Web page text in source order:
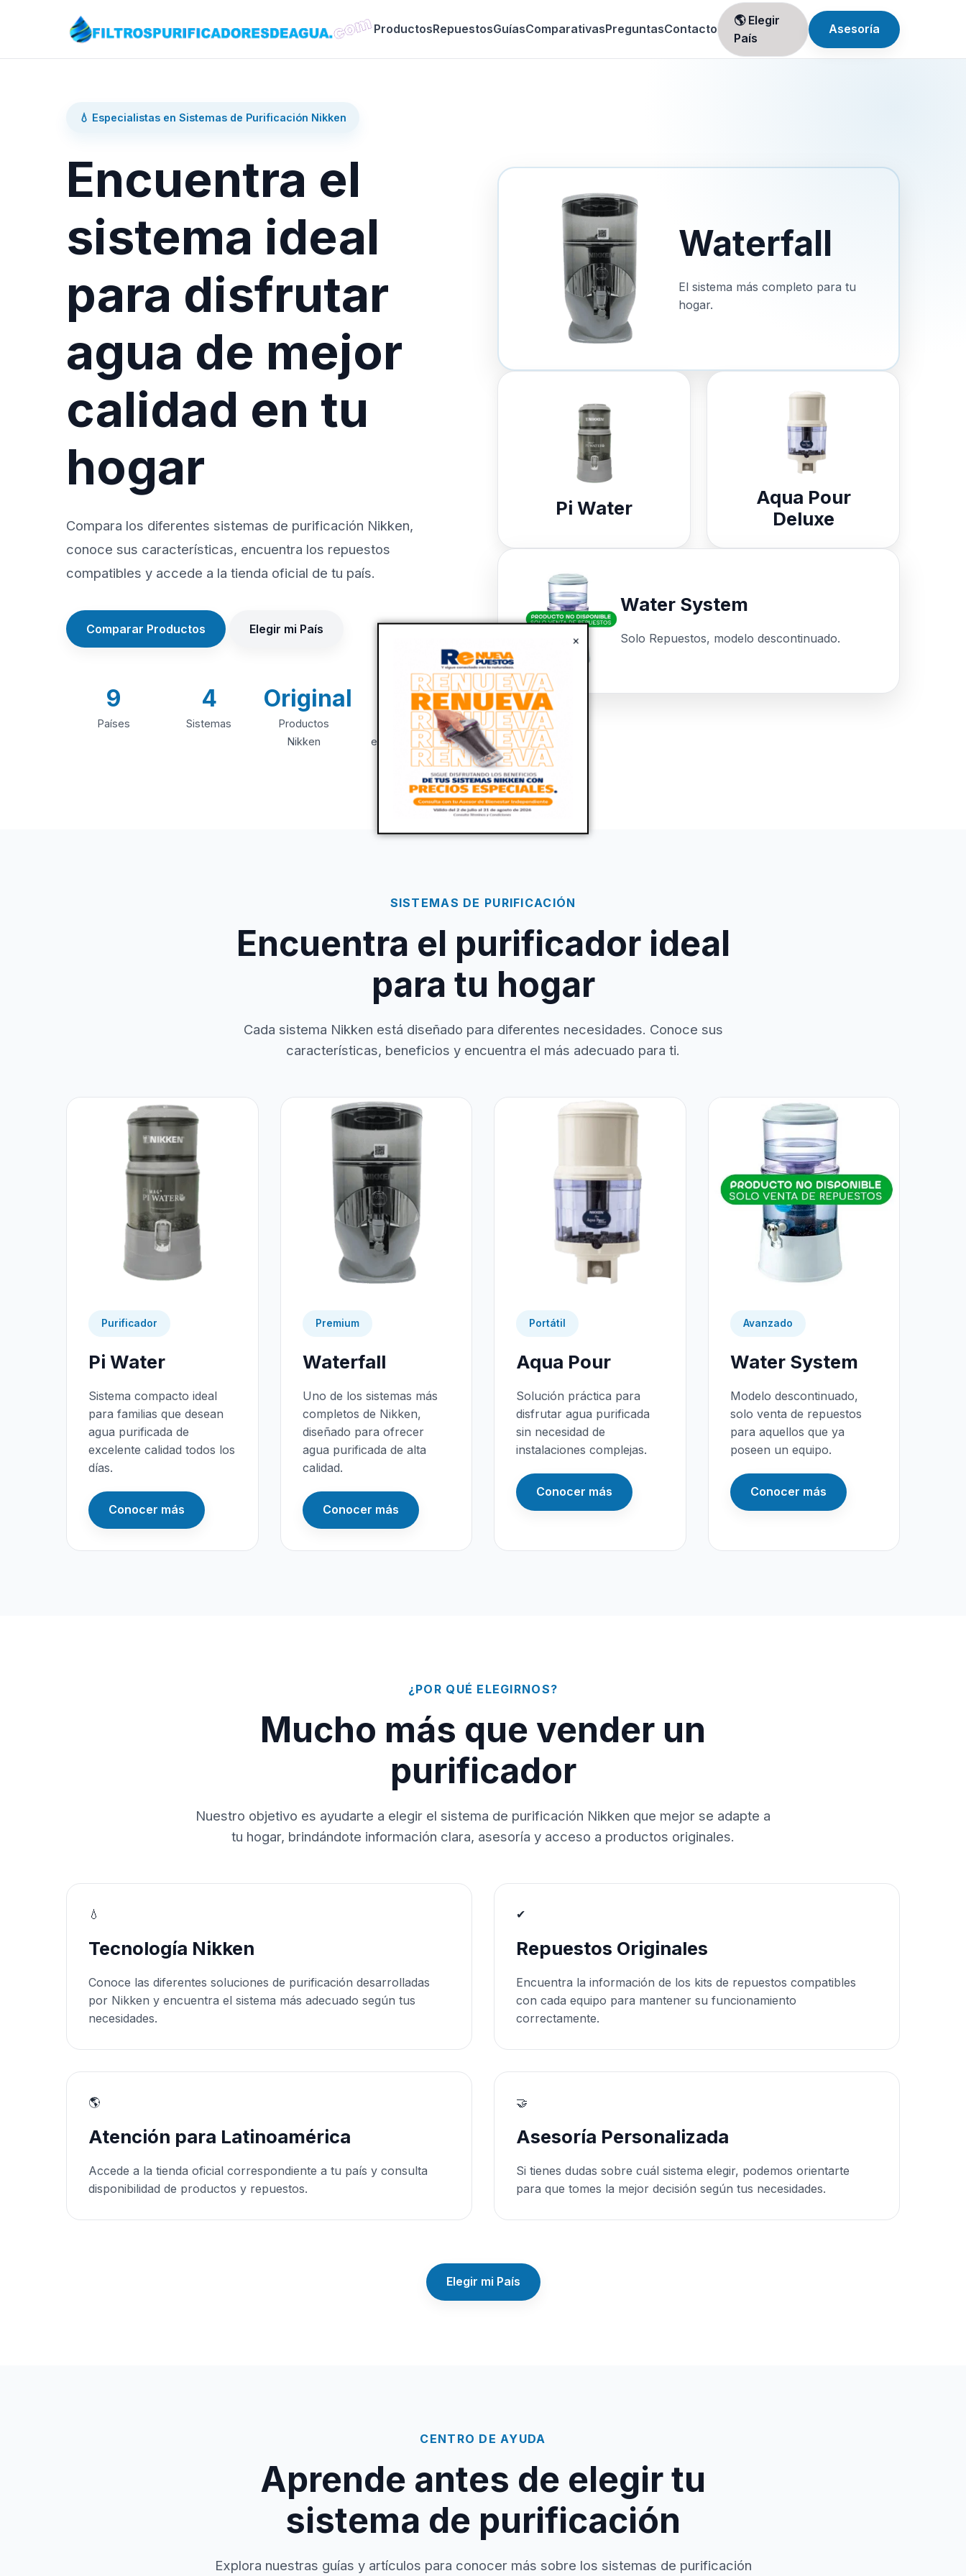
×
ProductosRepuestosGuíasComparativasPreguntasContacto
🌎 Elegir
País
Asesoría
💧 Especialistas en Sistemas de Purificación Nikken
Encuentra el
sistema ideal
para disfrutar
agua de mejor
calidad en tu
hogar
Compara los diferentes sistemas de purificación Nikken,
conoce sus características, encuentra los repuestos
compatibles y accede a la tienda oficial de tu país.
Comparar Productos Elegir mi País
9
Países
4
Sistemas
Original
Productos
Nikken
+20
Años de
experiencia
Waterfall
El sistema más completo para tu
hogar.
Pi Water
Aqua Pour
Deluxe
Water System
Solo Repuestos, modelo descontinuado.
SISTEMAS DE PURIFICACIÓN
Encuentra el purificador ideal
para tu hogar
Cada sistema Nikken está diseñado para diferentes necesidades. Conoce sus
características, beneficios y encuentra el más adecuado para ti.
Purificador
Pi Water
Sistema compacto ideal
para familias que desean
agua purificada de
excelente calidad todos los
días.
Conocer más
Premium
Waterfall
Uno de los sistemas más
completos de Nikken,
diseñado para ofrecer
agua purificada de alta
calidad.
Conocer más
Portátil
Aqua Pour
Solución práctica para
disfrutar agua purificada
sin necesidad de
instalaciones complejas.
Conocer más
Avanzado
Water System
Modelo descontinuado,
solo venta de repuestos
para aquellos que ya
poseen un equipo.
Conocer más
¿POR QUÉ ELEGIRNOS?
Mucho más que vender un
purificador
Nuestro objetivo es ayudarte a elegir el sistema de purificación Nikken que mejor se adapte a
tu hogar, brindándote información clara, asesoría y acceso a productos originales.
💧
Tecnología Nikken
Conoce las diferentes soluciones de purificación desarrolladas
por Nikken y encuentra el sistema más adecuado según tus
necesidades.
✔
Repuestos Originales
Encuentra la información de los kits de repuestos compatibles
con cada equipo para mantener su funcionamiento
correctamente.
🌎
Atención para Latinoamérica
Accede a la tienda oficial correspondiente a tu país y consulta
disponibilidad de productos y repuestos.
🤝
Asesoría Personalizada
Si tienes dudas sobre cuál sistema elegir, podemos orientarte
para que tomes la mejor decisión según tus necesidades.
Elegir mi País
CENTRO DE AYUDA
Aprende antes de elegir tu
sistema de purificación
Explora nuestras guías y artículos para conocer más sobre los sistemas de purificación